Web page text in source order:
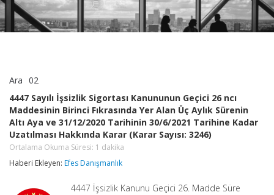
Ara 02
İşsizlik
Sigortası
Kanununun
Geçici
ncı
Maddesinin
Fıkrasında
4447 Sayılı İşsizlik Sigortası Kanununun Geçici 26 ncı
Maddesinin Birinci Fıkrasında Yer Alan Üç Aylık Sürenin
Altı Aya ve 31/12/2020 Tarihinin 30/6/2021 Tarihine Kadar
Uzatılması Hakkında Karar (Karar Sayısı: 3246)
Ortalama Okuma Süresi: 1 dakika
Haberi Ekleyen: Efes Danışmanlık
4447 İşsizlik Kanunu Geçici 26. Madde Süre